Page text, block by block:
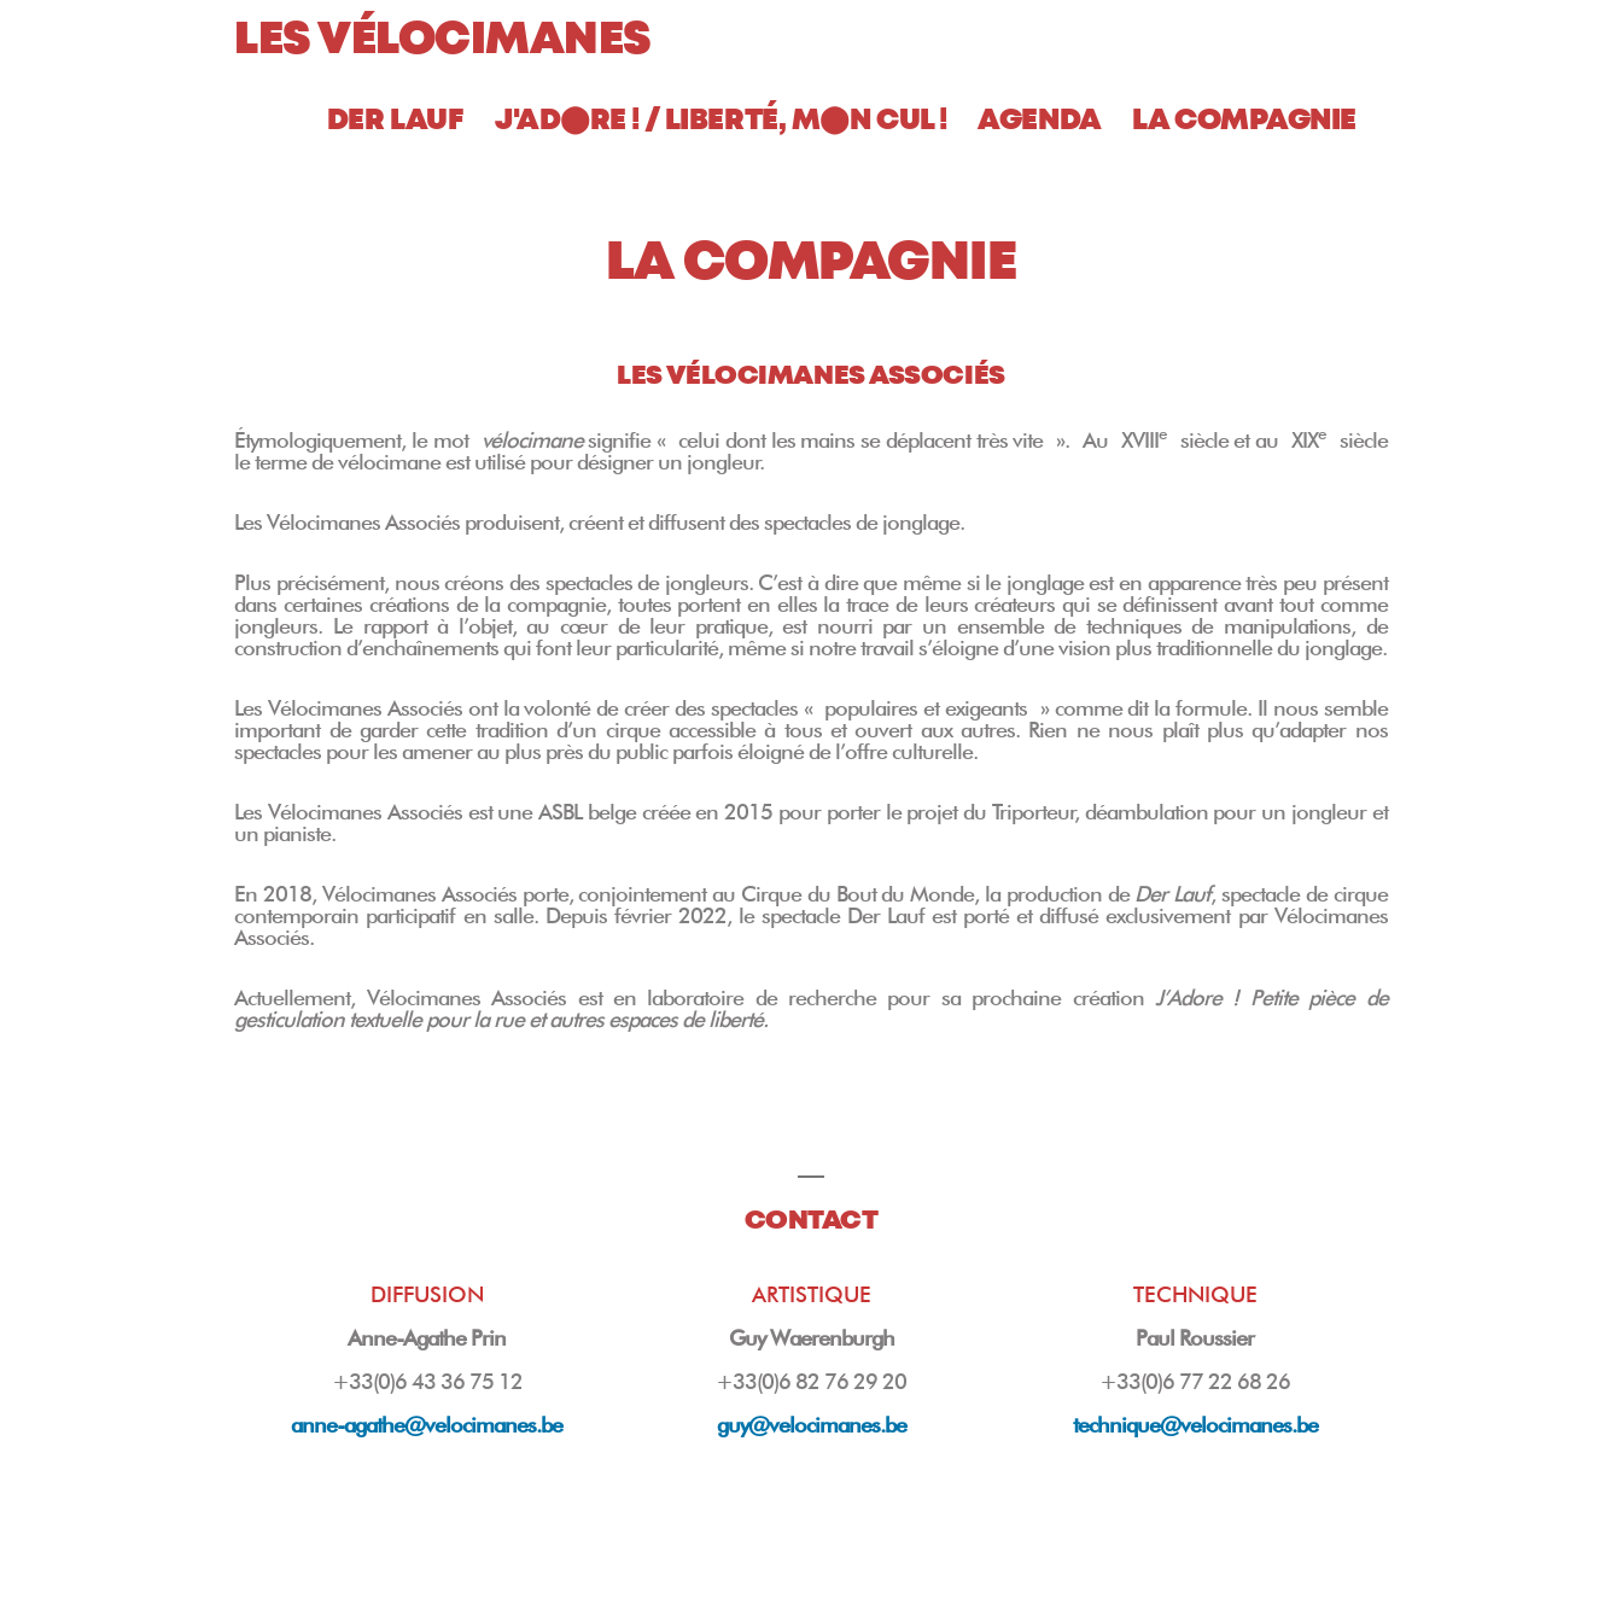
LES VÉLOCIMANES
DER LAUF J'AD⬤RE ! / LIBERTÉ, M⬤N CUL ! AGENDA LA COMPAGNIE
LA COMPAGNIE
LES VÉLOCIMANES ASSOCIÉS
Étymologiquement, le motvélocimanesignifie « celui dont les mains se déplacent très vite ». Au XVIIIesiècle et au XIXesiècle
le terme de vélocimane est utilisé pour désigner un jongleur.
Les Vélocimanes Associés produisent, créent et diffusent des spectacles de jonglage.
Plus précisément, nous créons des spectacles de jongleurs. C’est à dire que même si le jonglage est en apparence très peu présent
dans certaines créations de la compagnie, toutes portent en elles la trace de leurs créateurs qui se définissent avant tout comme
jongleurs. Le rapport à l’objet, au cœur de leur pratique, est nourri par un ensemble de techniques de manipulations, de
construction d’enchaînements qui font leur particularité, même si notre travail s’éloigne d’une vision plus traditionnelle du jonglage.
Les Vélocimanes Associés ont la volonté de créer des spectacles « populaires et exigeants » comme dit la formule. Il nous semble
important de garder cette tradition d’un cirque accessible à tous et ouvert aux autres. Rien ne nous plaît plus qu’adapter nos
spectacles pour les amener au plus près du public parfois éloigné de l’offre culturelle.
Les Vélocimanes Associés est une ASBL belge créée en 2015 pour porter le projet du Triporteur, déambulation pour un jongleur et
un pianiste.
En 2018, Vélocimanes Associés porte, conjointement au Cirque du Bout du Monde, la production de Der Lauf, spectacle de cirque
contemporain participatif en salle. Depuis février 2022, le spectacle Der Lauf est porté et diffusé exclusivement par Vélocimanes
Associés.
Actuellement, Vélocimanes Associés est en laboratoire de recherche pour sa prochaine créationJ’Adore ! Petite pièce de
gesticulation textuelle pour la rue et autres espaces de liberté.
CONTACT
DIFFUSION
Anne-Agathe Prin
+33(0)6 43 36 75 12
anne-agathe@velocimanes.be
ARTISTIQUE
Guy Waerenburgh
+33(0)6 82 76 29 20
guy@velocimanes.be
TECHNIQUE
Paul Roussier
+33(0)6 77 22 68 26
technique@velocimanes.be